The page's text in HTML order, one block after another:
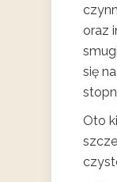
oraz
się
Oto